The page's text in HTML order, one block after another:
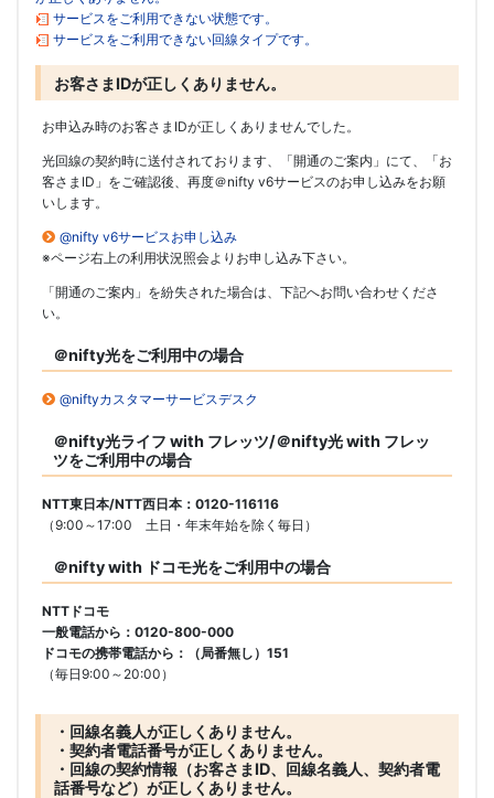
サービスをご利用できない状態です。
サービスをご利用できない回線タイプです。
お客さまIDが正しくありません。
お申込み時のお客さまIDが正しくありませんでした。
光回線の契約時に送付されております、「開通のご案内」にて、「お
客さまID」をご確認後、再度＠nifty v6サービスのお申し込みをお願
いします。
@nifty v6サービスお申し込み
※ページ右上の利用状況照会よりお申し込み下さい。
「開通のご案内」を紛失された場合は、下記へお問い合わせくださ
い。
＠nifty光をご利用中の場合
@niftyカスタマーサービスデスク
＠nifty光ライフ with フレッツ/＠nifty光 with フレッ
ツをご利用中の場合
NTT東日本/NTT西日本：0120-116116
（9:00～17:00 土日・年末年始を除く毎日）
＠nifty with ドコモ光をご利用中の場合
NTTドコモ
一般電話から：0120-800-000
ドコモの携帯電話から：（局番無し）151
（毎日9:00～20:00）
・回線名義人が正しくありません。
・契約者電話番号が正しくありません。
・回線の契約情報（お客さまID、回線名義人、契約者電
話番号など）が正しくありません。